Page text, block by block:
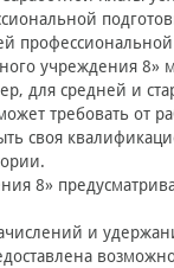
учреждения
для средней и
требовать от
своя
8»
и